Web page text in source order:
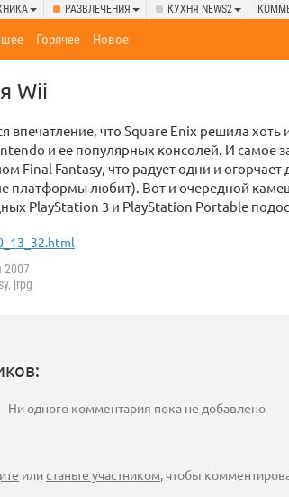
РАЗВЛЕЧЕНИЯ КУХНЯ NEWS2
Горячее Новое
Wii
впечатление, что Square Enix решила хоть
и ее популярных консолей. И самое
Final Fantasy, что радует одни и огорчает
платформы любит). Вот и очередной
PlayStation 3 и PlayStation Portable
2007
, jrpg
Ни одного комментария пока не добавлено
илистаньте участником, чтобы